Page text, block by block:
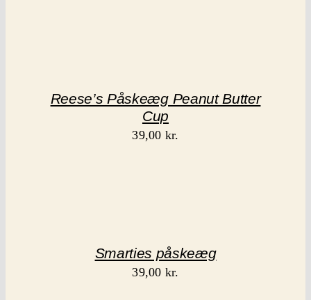
Reese’s Påskeæg Peanut Butter
Cup
39,00 kr.
Smarties påskeæg
39,00 kr.